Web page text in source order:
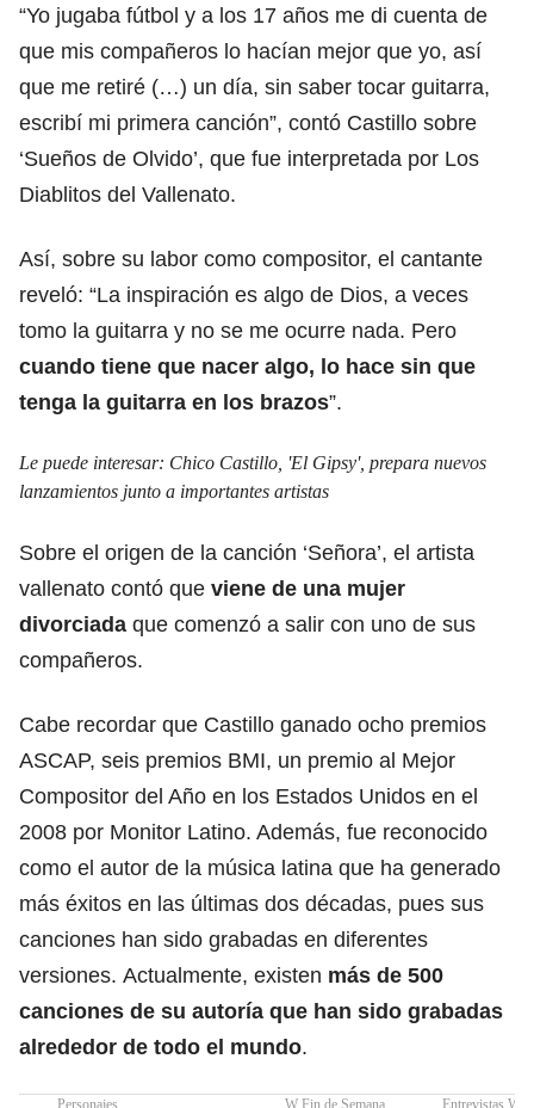
“Yo jugaba fútbol y a los 17 años me di cuenta de
que mis compañeros lo hacían mejor que yo, así
que me retiré (…) un día, sin saber tocar guitarra,
escribí mi primera canción”, contó Castillo sobre
‘Sueños de Olvido’, que fue interpretada por Los
Diablitos del Vallenato.
Así, sobre su labor como compositor, el cantante
reveló: “La inspiración es algo de Dios, a veces
tomo la guitarra y no se me ocurre nada. Pero
cuando tiene que nacer algo, lo hace sin que
tenga la guitarra en los brazos”.
Le puede interesar: Chico Castillo, 'El Gipsy', prepara nuevos
lanzamientos junto a importantes artistas
Sobre el origen de la canción ‘Señora’, el artista
vallenato contó que viene de una mujer
divorciada que comenzó a salir con uno de sus
compañeros.
Cabe recordar que Castillo ganado ocho premios
ASCAP, seis premios BMI, un premio al Mejor
Compositor del Año en los Estados Unidos en el
2008 por Monitor Latino. Además, fue reconocido
como el autor de la música latina que ha generado
más éxitos en las últimas dos décadas, pues sus
canciones han sido grabadas en diferentes
versiones. Actualmente, existen más de 500
canciones de su autoría que han sido grabadas
alrededor de todo el mundo.
Personajes W Fin de Semana Entrevistas W